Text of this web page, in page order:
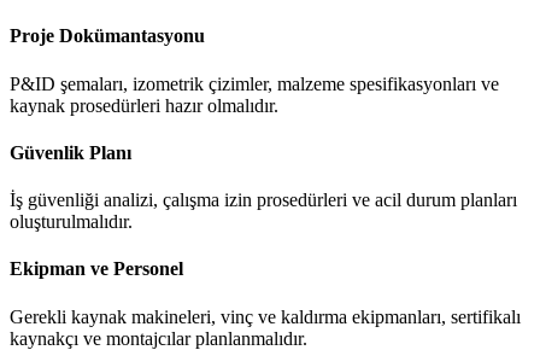
Proje Dokümantasyonu
P&ID şemaları, izometrik çizimler, malzeme spesifikasyonları ve
kaynak prosedürleri hazır olmalıdır.
Güvenlik Planı
İş güvenliği analizi, çalışma izin prosedürleri ve acil durum planları
oluşturulmalıdır.
Ekipman ve Personel
Gerekli kaynak makineleri, vinç ve kaldırma ekipmanları, sertifikalı
kaynakçı ve montajcılar planlanmalıdır.